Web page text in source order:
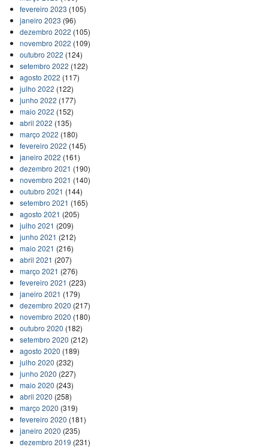
fevereiro 2023 (105)
janeiro 2023 (96)
dezembro 2022 (105)
novembro 2022 (109)
outubro 2022 (124)
setembro 2022 (122)
agosto 2022 (117)
julho 2022 (122)
junho 2022 (177)
maio 2022 (152)
abril 2022 (135)
março 2022 (180)
fevereiro 2022 (145)
janeiro 2022 (161)
dezembro 2021 (190)
novembro 2021 (140)
outubro 2021 (144)
setembro 2021 (165)
agosto 2021 (205)
julho 2021 (209)
junho 2021 (212)
maio 2021 (216)
abril 2021 (207)
março 2021 (276)
fevereiro 2021 (223)
janeiro 2021 (179)
dezembro 2020 (217)
novembro 2020 (180)
outubro 2020 (182)
setembro 2020 (212)
agosto 2020 (189)
julho 2020 (232)
junho 2020 (227)
maio 2020 (243)
abril 2020 (258)
março 2020 (319)
fevereiro 2020 (181)
janeiro 2020 (235)
dezembro 2019 (231)